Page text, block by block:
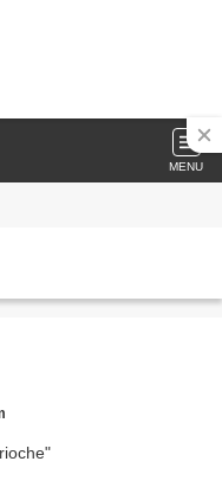
MENU